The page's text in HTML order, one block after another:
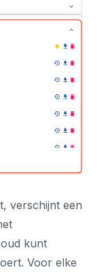
verschijnt een
kunt
Voor elke